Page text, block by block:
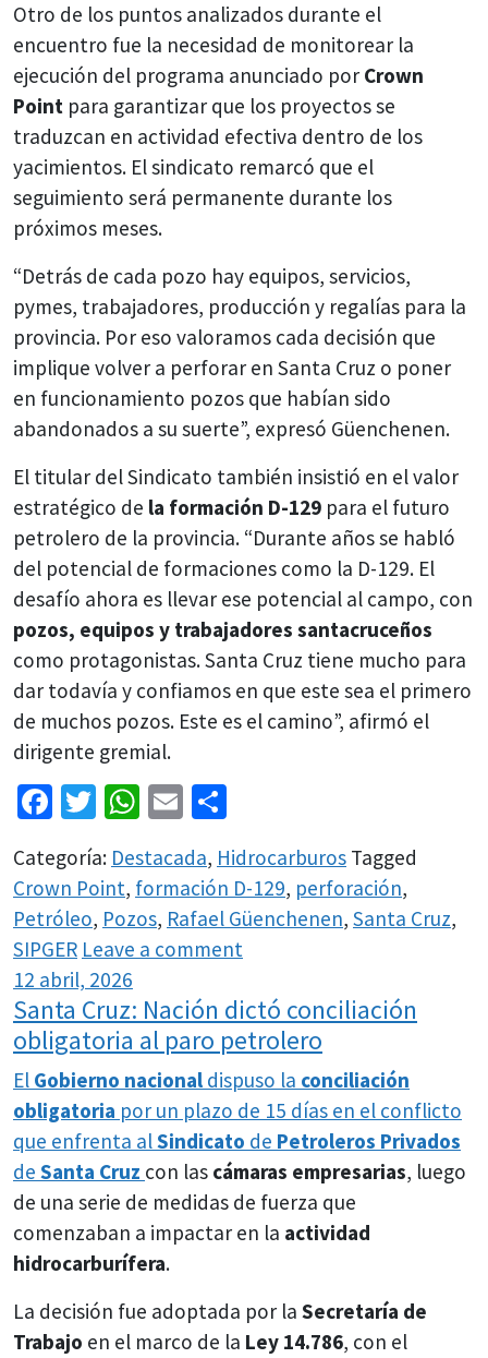
Otro de los puntos analizados durante el
encuentro fue la necesidad de monitorear la
ejecución del programa anunciado por Crown
Point para garantizar que los proyectos se
traduzcan en actividad efectiva dentro de los
yacimientos. El sindicato remarcó que el
seguimiento será permanente durante los
próximos meses.
“Detrás de cada pozo hay equipos, servicios,
pymes, trabajadores, producción y regalías para la
provincia. Por eso valoramos cada decisión que
implique volver a perforar en Santa Cruz o poner
en funcionamiento pozos que habían sido
abandonados a su suerte”, expresó Güenchenen.
El titular del Sindicato también insistió en el valor
estratégico de la formación D-129 para el futuro
petrolero de la provincia. “Durante años se habló
del potencial de formaciones como la D-129. El
desafío ahora es llevar ese potencial al campo, con
pozos, equipos y trabajadores santacruceños
como protagonistas. Santa Cruz tiene mucho para
dar todavía y confiamos en que este sea el primero
de muchos pozos. Este es el camino”, afirmó el
dirigente gremial.
Facebook
Twitter
WhatsApp
Email
Categoría: Destacada, Hidrocarburos Tagged
Crown Point, formación D-129, perforación,
Petróleo, Pozos, Rafael Güenchenen, Santa Cruz,
SIPGER Leave a comment
12 abril, 2026
Santa Cruz: Nación dictó conciliación
obligatoria al paro petrolero
El Gobierno nacional dispuso la conciliación
obligatoria por un plazo de 15 días en el conflicto
que enfrenta alSindicato de Petroleros Privados
de Santa Cruz con las cámaras empresarias, luego
de una serie de medidas de fuerza que
comenzaban a impactar en la actividad
hidrocarburífera.
La decisión fue adoptada por la Secretaría de
Trabajo en el marco de la Ley 14.786, con el